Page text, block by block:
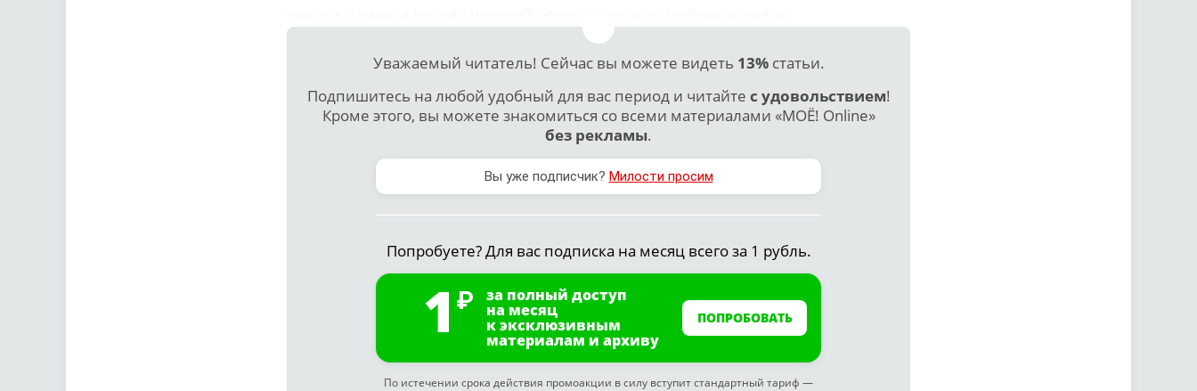
Уважаемый читатель! Сейчас вы можете видеть 13%статьи.
Подпишитесь на любой удобный для вас период и читайте с удовольствием!
Кроме этого, вы можете знакомиться со всеми материалами «МОЁ! Online»
без рекламы.
Вы уже подписчик? Милости просим
Попробуете? Для вас подписка на месяц всего за 1 рубль.
1 за полный доступ
на месяц
к эксклюзивным
материалам и архиву
ПОПРОБОВАТЬ
По истечении срока действия промоакции в силу вступит стандартный тариф —